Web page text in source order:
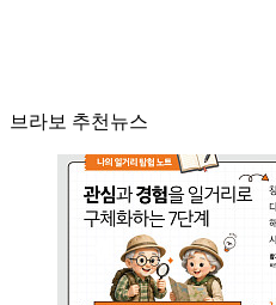
브라보 추천뉴스